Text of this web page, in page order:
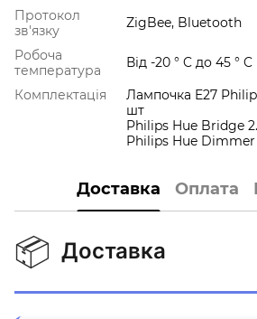
Протокол
зв'язку
ZigBee, Bluetooth
Робоча
температура
Від -20 ° C до 45 ° C
Комплектація
Лампочка E27
шт
Philips Hue Bridge
Philips Hue Dimmer
Доставка Оплата
📦 Доставка